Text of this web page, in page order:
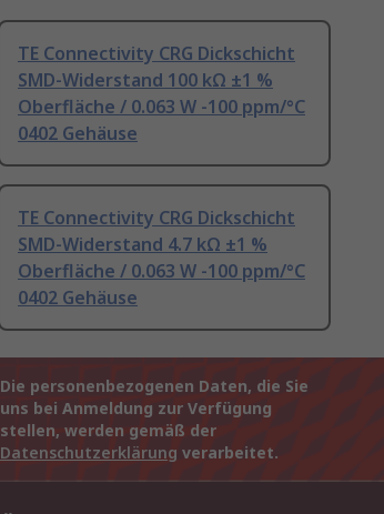
TE Connectivity CRG Dickschicht
SMD-Widerstand 100 kΩ ±1 %
Oberfläche / 0.063 W -100 ppm/°C
0402 Gehäuse
TE Connectivity CRG Dickschicht
SMD-Widerstand 4.7 kΩ ±1 %
Oberfläche / 0.063 W -100 ppm/°C
0402 Gehäuse
Die personenbezogenen Daten, die Sie
uns bei Anmeldung zur Verfügung
stellen, werden gemäß der
Datenschutzerklärung verarbeitet.